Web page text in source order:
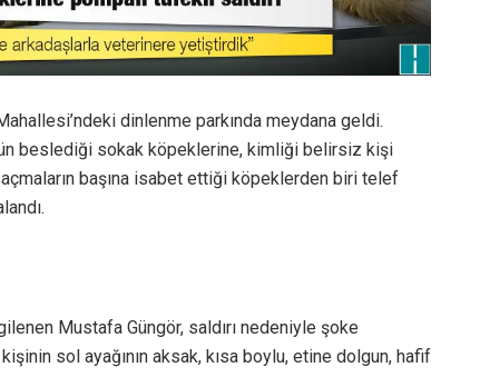
dinlenme parkında meydana geldi.
beslediği sokak köpeklerine, kimliği belirsiz kişi
başına isabet ettiği köpeklerden biri telef
Mustafa Güngör, saldırı nedeniyle şoke
sol ayağının aksak, kısa boylu, etine dolgun, hafif